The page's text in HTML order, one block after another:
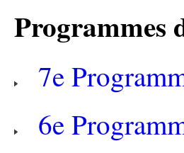
Programmes
7e
6e